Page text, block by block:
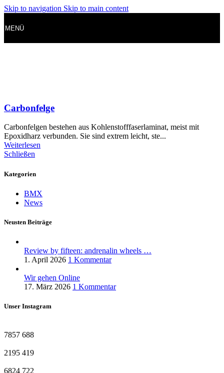
Skip to navigation Skip to main content
MENÜ
Carbonfelge
Carbonfelgen bestehen aus Kohlenstofffaserlaminat, meist mit
Epoxidharz verbunden. Sie sind extrem leicht, ste...
Weiterlesen
Schließen
Kategorien
BMX
News
Neusten Beiträge
Review by fifteen: andrenalin wheels …
1. April 2026 1 Kommentar
Wir gehen Online
17. März 2026 1 Kommentar
Unser Instagram
7857 688
2195 419
6824 722